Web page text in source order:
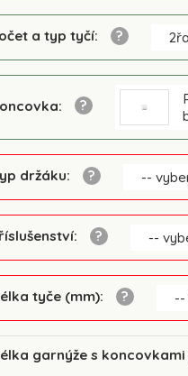
a typ tyčí:
:
držáku: --
: --
tyče (mm): --
garnýže s koncovkami